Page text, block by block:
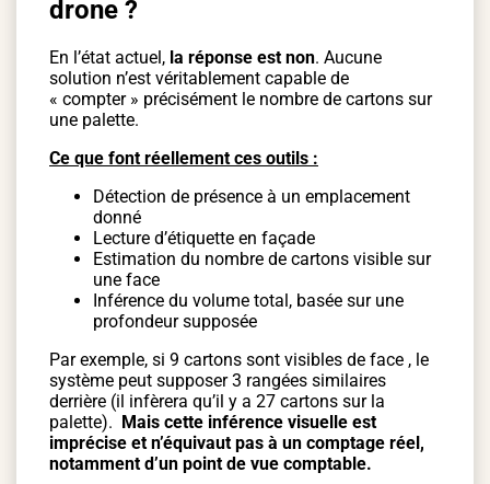
drone ?
En l’état actuel, la réponse est non. Aucune
solution n’est véritablement capable de
« compter » précisément le nombre de cartons sur
une palette.
Ce que font réellement ces outils :
Détection de présence à un emplacement
donné
Lecture d’étiquette en façade
Estimation du nombre de cartons visible sur
une face
Inférence du volume total, basée sur une
profondeur supposée
Par exemple, si 9 cartons sont visibles de face , le
système peut supposer 3 rangées similaires
derrière (il infèrera qu’il y a 27 cartons sur la
palette).
Mais cette inférence visuelle est
imprécise et n’équivaut pas à un comptage réel,
notamment d’un point de vue comptable.